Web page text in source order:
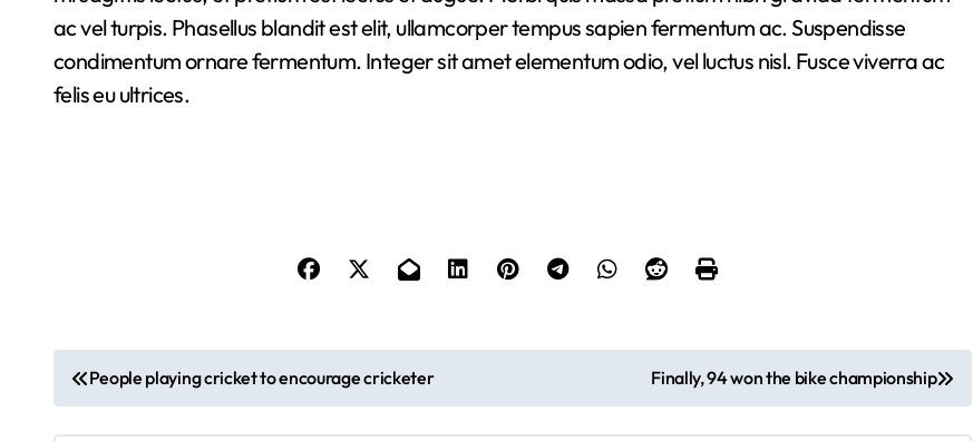
ac vel turpis. Phasellus blandit est elit, ullamcorper tempus sapien fermentum ac. Suspendisse
condimentum ornare fermentum. Integer sit amet elementum odio, vel luctus nisl. Fusce viverra ac
felis eu ultrices.
N
a
People playing cricket to encourage cricketer Finally, 94 won the bike championship